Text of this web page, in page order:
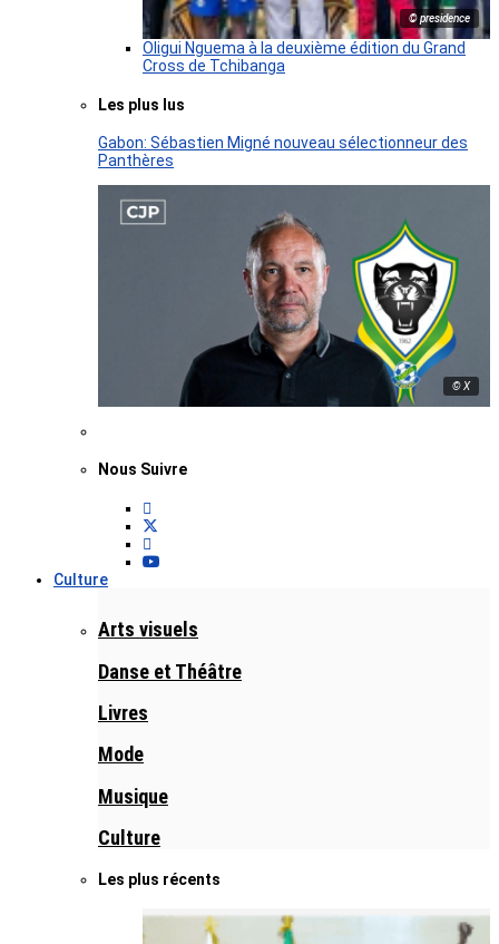
© presidence
Oligui Nguema à la deuxième édition du Grand
Cross de Tchibanga
Les plus lus
Gabon: Sébastien Migné nouveau sélectionneur des
Panthères
© X
Nous Suivre
Culture
Arts visuels
Danse et Théâtre
Livres
Mode
Musique
Culture
Les plus récents